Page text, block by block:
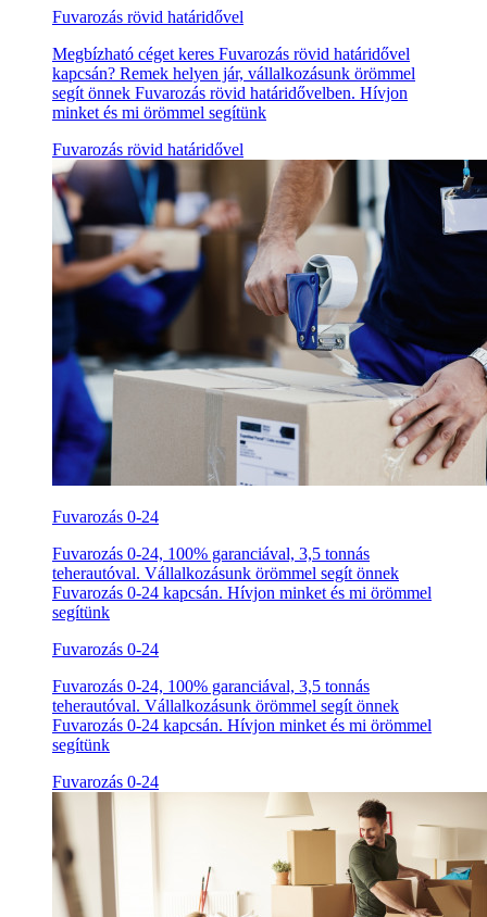
Fuvarozás rövid határidővel
Megbízható céget keres Fuvarozás rövid határidővel
kapcsán? Remek helyen jár, vállalkozásunk örömmel
segít önnek Fuvarozás rövid határidővelben. Hívjon
minket és mi örömmel segítünk
Fuvarozás rövid határidővel
Fuvarozás 0-24
Fuvarozás 0-24, 100% garanciával, 3,5 tonnás
teherautóval. Vállalkozásunk örömmel segít önnek
Fuvarozás 0-24 kapcsán. Hívjon minket és mi örömmel
segítünk
Fuvarozás 0-24
Fuvarozás 0-24, 100% garanciával, 3,5 tonnás
teherautóval. Vállalkozásunk örömmel segít önnek
Fuvarozás 0-24 kapcsán. Hívjon minket és mi örömmel
segítünk
Fuvarozás 0-24